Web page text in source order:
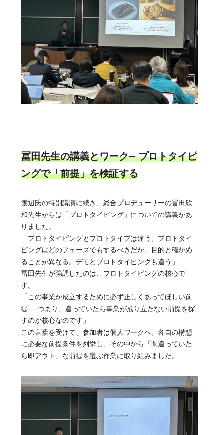
冨田先生の講義とワーク─ プロトタイピ
ングで「前提」を検証する
渡辺氏の特別講演に続き、総合プロデューサーの冨田欣
和先生からは「プロトタイピング」についての講義があ
りました。
「プロトタイピングとプロトタイプは違う。プロトタイ
ピングはどのフェーズでもするべきだが、目的と確かめ
ることが異なる。デモとプロトタイピングも違う」
冨田先生が強調したのは、プロトタイピングの核心で
す。
「この事業が成立するために必ず正しくあってほしい前
提──つまり、違っていたら事業が成り立たない前提を探
すのが核心なのです」
この言葉を受けて、参加者は個人ワークへ。各自の構想
に必要な前提条件を列挙し、その中から「間違っていた
ら即アウト」な前提を選ぶ作業に取り組みました。